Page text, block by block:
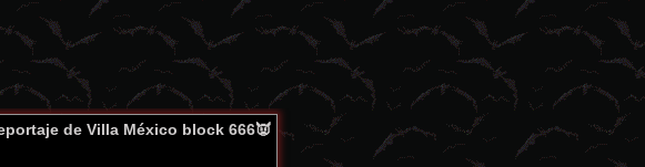
de Villa México block 666👿